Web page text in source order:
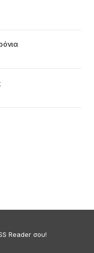
Reader σου!